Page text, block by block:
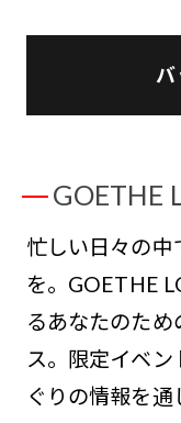
バ
GOETHE
忙しい日々の中
を。GOETHE
るあなたのた
ス。限定イベ
ぐりの情報を